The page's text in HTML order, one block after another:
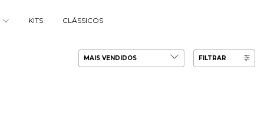
KITS CLÁSSICOS
FILTRAR